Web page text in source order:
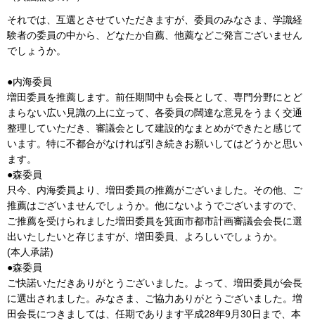
それでは、互選とさせていただきますが、委員のみなさま、学識経
験者の委員の中から、どなたか自薦、他薦などご発言ございません
でしょうか。
●内海委員
増田委員を推薦します。前任期間中も会長として、専門分野にとど
まらない広い見識の上に立って、各委員の闊達な意見をうまく交通
整理していただき、審議会として建設的なまとめができたと感じて
います。特に不都合がなければ引き続きお願いしてはどうかと思い
ます。
●森委員
只今、内海委員より、増田委員の推薦がございました。その他、ご
推薦はございませんでしょうか。他にないようでございますので、
ご推薦を受けられました増田委員を箕面市都市計画審議会会長に選
出いたしたいと存じますが、増田委員、よろしいでしょうか。
(本人承諾)
●森委員
ご快諾いただきありがとうございました。よって、増田委員が会長
に選出されました。みなさま、ご協力ありがとうございました。増
田会長につきましては、任期であります平成28年9月30日まで、本